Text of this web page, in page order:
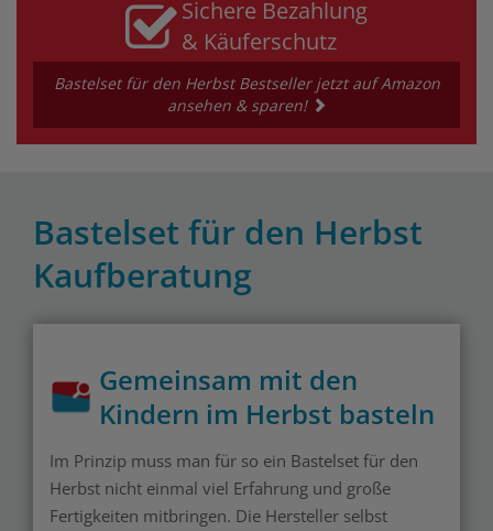
Sichere Bezahlung
& Käuferschutz
Bastelset für den Herbst Bestseller jetzt auf Amazon
ansehen & sparen!
Bastelset für den Herbst
Kaufberatung
Gemeinsam mit den
Kindern im Herbst basteln
Im Prinzip muss man für so ein Bastelset für den
Herbst nicht einmal viel Erfahrung und große
Fertigkeiten mitbringen. Die Hersteller selbst